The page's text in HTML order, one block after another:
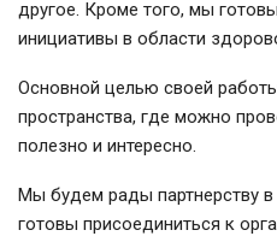
другое. Кроме того, мы
инициативы в области
Основной целью своей
пространства, где можно
полезно и интересно.
Мы будем рады партнерству
готовы присоединиться к